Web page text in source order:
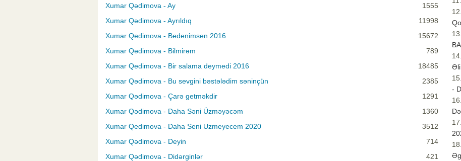
Xumar Qədimova - Ay
1555
Xumar Qədimova - Ayrıldıq
11998
Xumar Qedimova - Bedenimsen 2016
15672
Xumar Qədimova - Bilmirəm
789
Xumar Qedimova - Bir salama deymedi 2016
18485
Xumar Qədimova - Bu sevgini bəstələdim səninçün
2385
Xumar Qədimova - Çarə getməkdir
1291
Xumar Qədimova - Daha Səni Üzməyəcəm
1360
Xumar Qedimova - Daha Seni Uzmeyecem 2020
3512
Xumar Qədimova - Deyin
714
Xumar Qədimova - Didərginlər
421
-